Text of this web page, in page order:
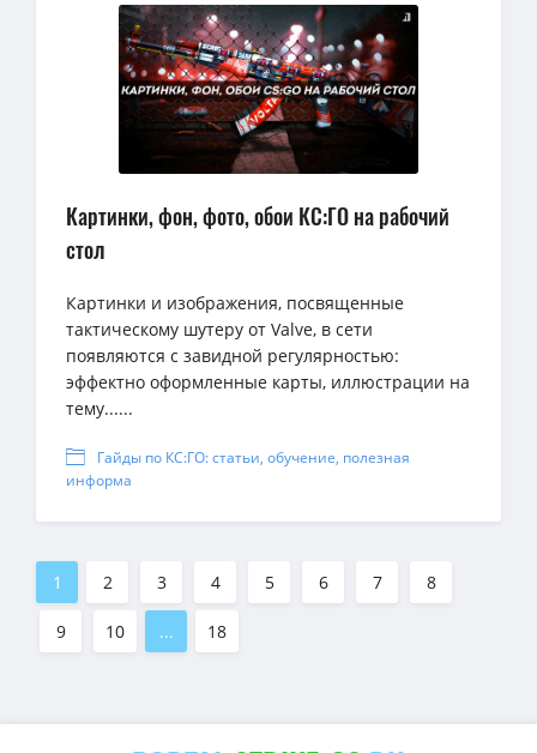
Картинки, фон, фото, обои КС:ГО на рабочий
стол
Картинки и изображения, посвященные
тактическому шутеру от Valve, в сети
появляются с завидной регулярностью:
эффектно оформленные карты, иллюстрации на
тему......
Гайды по КС:ГО: статьи, обучение, полезная
информа
1 2 3 4 5 6 7 8
9 10 ... 18